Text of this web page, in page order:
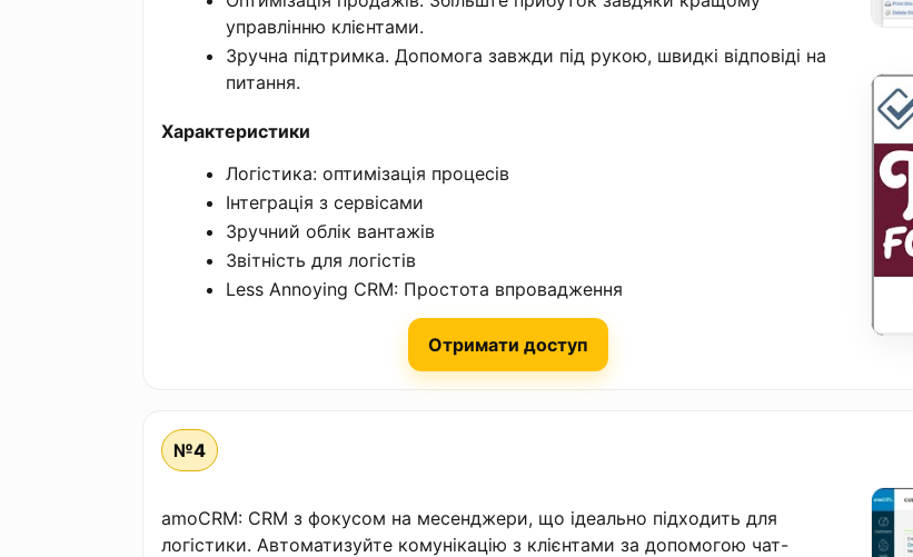
управлінню клієнтами.
Зручна підтримка. Допомога завжди під рукою, швидкі відповіді на
питання.
Характеристики
Логістика: оптимізація процесів
Інтеграція з сервісами
Зручний облік вантажів
Звітність для логістів
Less Annoying CRM: Простота впровадження
Отримати доступ
№4
amoCRM: CRM з фокусом на месенджери, що ідеально підходить для
логістики. Автоматизуйте комунікацію з клієнтами за допомогою чат-